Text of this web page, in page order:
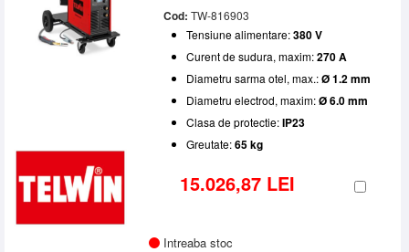
Cod: TW-816903
Tensiune alimentare:380 V
Curent de sudura, maxim:270 A
Diametru sarma otel, max.:Ø 1.2 mm
Diametru electrod, maxim:Ø 6.0 mm
Clasa de protectie:IP23
Greutate:65 kg
15.026,87 LEI
Intreaba stoc